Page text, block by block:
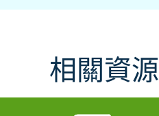
相關資源